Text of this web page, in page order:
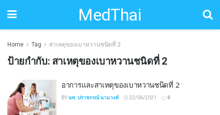
MedThai
Home Tag สาเหตุของเบาหวานชนิดที่ 2
ป้ายกำกับ: สาเหตุของเบาหวานชนิดที่ 2
อาการและสาเหตุของเบาหวานชนิดที่ 2
BYนพ. ปราชกรณ์ นามวงค์ 22/06/2021 0